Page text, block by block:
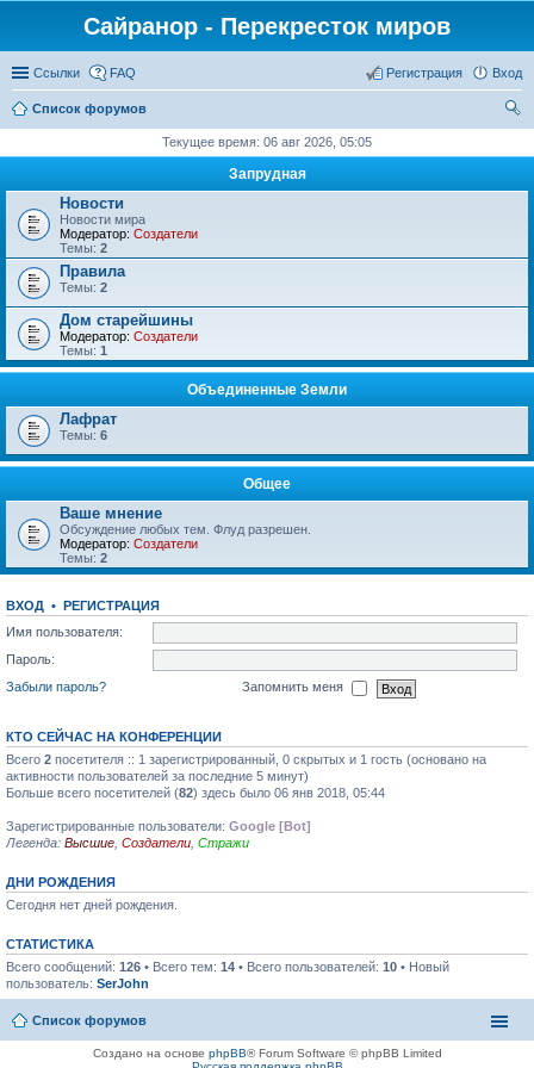
Сайранор - Перекресток миров
Ссылки FAQ Вход
Регистрация
Список форумов
Текущее время: 06 авг 2026, 05:05
Запрудная
Новости
Новости мира
Модератор: Создатели
Темы: 2
Правила
Темы: 2
Дом старейшины
Модератор: Создатели
Темы: 1
Объединенные Земли
Лафрат
Темы: 6
Общее
Ваше мнение
Обсуждение любых тем. Флуд разрешен.
Модератор: Создатели
Темы: 2
ВХОД • РЕГИСТРАЦИЯ
Имя пользователя:
Пароль:
Забыли пароль?
Запомнить меня
КТО СЕЙЧАС НА КОНФЕРЕНЦИИ
Всего 2 посетителя :: 1 зарегистрированный, 0 скрытых и 1 гость (основано на
активности пользователей за последние 5 минут)
Больше всего посетителей (82) здесь было 06 янв 2018, 05:44
Зарегистрированные пользователи: Google [Bot]
Легенда: Высшие Создатели Стражи
ДНИ РОЖДЕНИЯ
Сегодня нет дней рождения.
СТАТИСТИКА
Всего сообщений: 126 • Всего тем: 14 • Всего пользователей: 10 • Новый
пользователь: SerJohn
Список форумов
Создано на основе phpBB® Forum Software © phpBB Limited